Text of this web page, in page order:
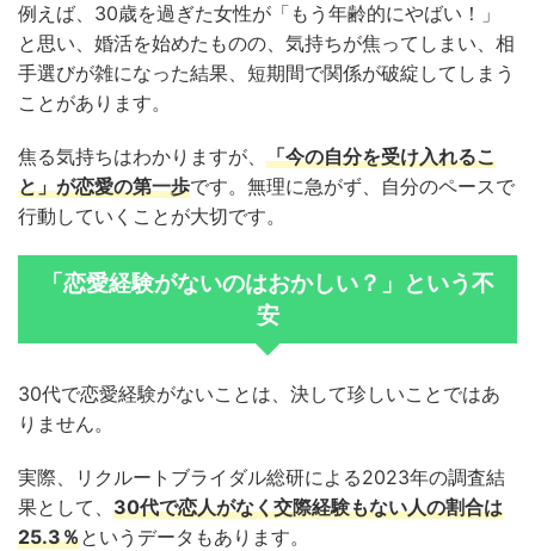
例えば、30歳を過ぎた女性が「もう年齢的にやばい！」
と思い、婚活を始めたものの、気持ちが焦ってしまい、相
手選びが雑になった結果、短期間で関係が破綻してしまう
ことがあります。
焦る気持ちはわかりますが、 「今の自分を受け入れるこ
と」が恋愛の第一歩です。無理に急がず、自分のペースで
行動していくことが大切です。
「恋愛経験がないのはおかしい？」という不
安
30代で恋愛経験がないことは、決して珍しいことではあ
りません。
実際、リクルートブライダル総研による2023年の調査結
果として、 30代で恋人がなく交際経験もない人の割合は
25.3％というデータもあります。